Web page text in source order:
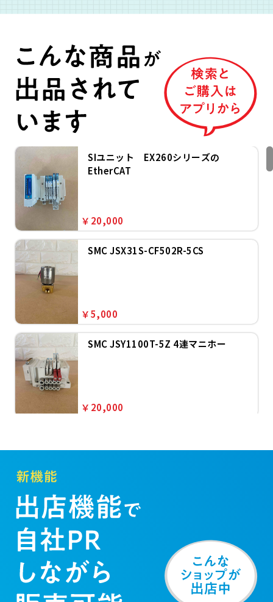
SIユニット EX260シリーズの
EtherCAT
￥20,000
SMC JSX31S-CF502R-5CS
￥5,000
SMC JSY1100T-5Z 4連マニホー
￥20,000
￥4,000
SMC製2色表示式 デジタルフロースイ
ッチ PFM
￥10,000